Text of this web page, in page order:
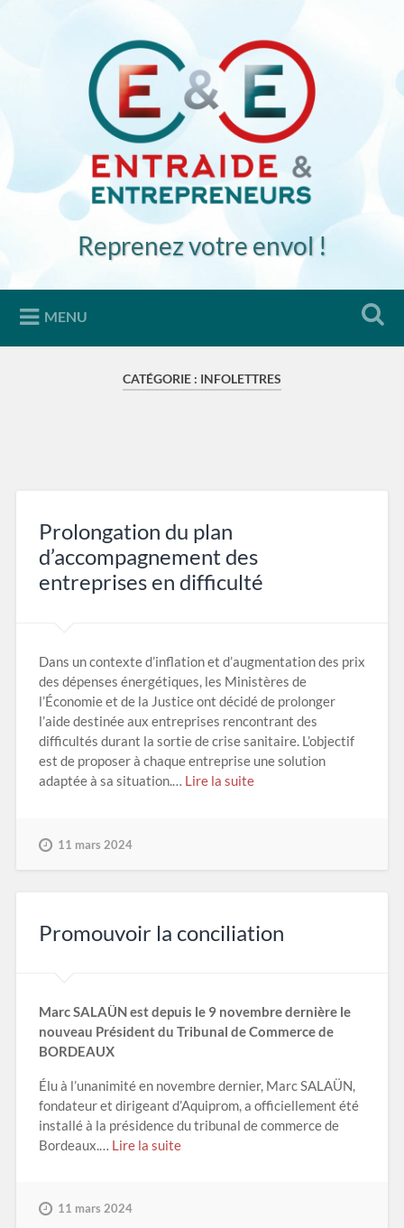
Reprenez votre envol !
MENU
CATÉGORIE : INFOLETTRES
Prolongation du plan
d’accompagnement des
entreprises en difficulté
Dans un contexte d’inflation et d’augmentation des prix
des dépenses énergétiques, les Ministères de
l’Économie et de la Justice ont décidé de prolonger
l’aide destinée aux entreprises rencontrant des
difficultés durant la sortie de crise sanitaire. L’objectif
est de proposer à chaque entreprise une solution
adaptée à sa situation.… Lire la suite
11 mars 2024
Promouvoir la conciliation
Marc SALAÜN est depuis le 9 novembre dernière le
nouveau Président du Tribunal de Commerce de
BORDEAUX
Élu à l’unanimité en novembre dernier, Marc SALAÜN,
fondateur et dirigeant d’Aquiprom, a officiellement été
installé à la présidence du tribunal de commerce de
Bordeaux.… Lire la suite
11 mars 2024